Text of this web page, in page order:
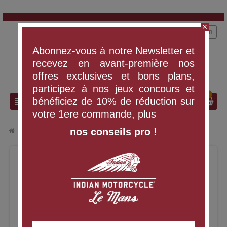
view_headline search
Connexion
0
VÊTEMENTS ET ÉQUIPEMENT chevron_right CHEMISE KANSAS
close
Abonnez-vous à notre Newsletter et
recevez en avant-première nos
offres exclusives et bons plans,
participez à nos jeux concours et
bénéficiez de 10% de réduction sur
votre 1ere commande, plus
nos conseils pro !